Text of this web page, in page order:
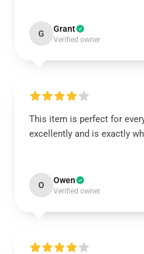
G Grant
Verified owner
This item is perfect for
excellently and is exactly
O Owen
Verified owner